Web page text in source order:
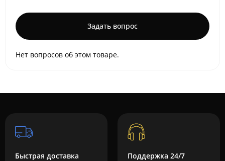
Задать вопрос
Нет вопросов об этом товаре.
Быстрая доставка Поддержка 24/7